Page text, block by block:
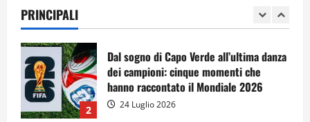
PRINCIPALI
2
Dal sogno di Capo Verde all’ultima danza
dei campioni: cinque momenti che
hanno raccontato il Mondiale 2026
24 Luglio 2026